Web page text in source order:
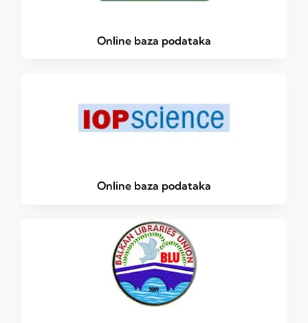
Online baza podataka
Online baza podataka